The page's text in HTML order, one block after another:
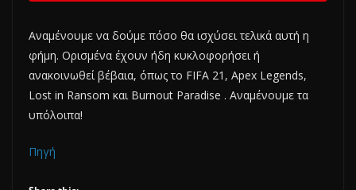
Αναμένουμε να δούμε πόσο θα ισχύσει τελικά αυτή η
φήμη. Ορισμένα έχουν ήδη κυκλοφορήσει ή
ανακοινωθεί βέβαια, όπως το FIFA 21, Apex Legends,
Lost in Ransom και Burnout Paradise . Αναμένουμε τα
υπόλοιπα!
Πηγή